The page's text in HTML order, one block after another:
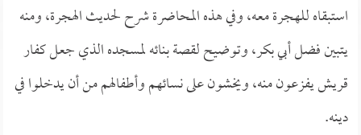
استبقاه للهجرة معه، وفي هذه المحاضرة شرح لحديث الهجرة، ومنه
يتبين فضل أبي بكر، وتوضيح لقصة بنائه لمسجده الذي جعل كفار
قريش يفزعون منه، ويخشون على نسائهم وأطفالهم من أن يدخلوا في
دينه.